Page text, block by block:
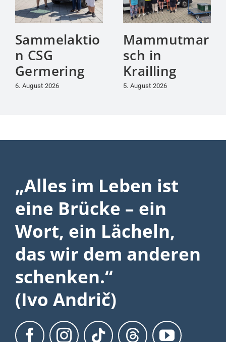
Sammelaktio
n CSG
Germering
6. August 2026
Mammutmar
sch in
Krailling
5. August 2026
„Alles im Leben ist
eine Brücke – ein
Wort, ein Lächeln,
das wir dem anderen
schenken.“
(Ivo Andrič)